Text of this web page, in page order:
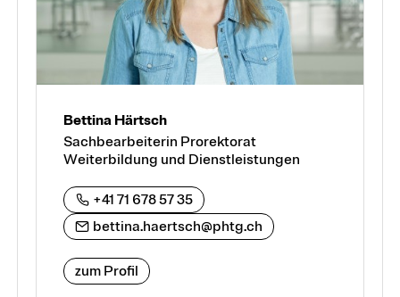
Bettina Härtsch
Sachbearbeiterin Prorektorat
Weiterbildung und Dienstleistungen
+41 71 678 57 35
bettina.haertsch@phtg.ch
zum Profil